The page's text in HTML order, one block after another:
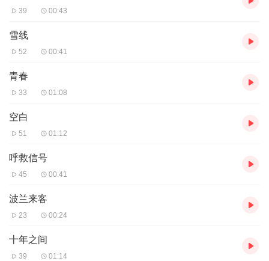
39 00:43
雪线
52 00:41
青春
33 01:08
空白
51 01:12
呼救信号
45 00:41
波兰来客
23 00:24
十年之间
39 01:14